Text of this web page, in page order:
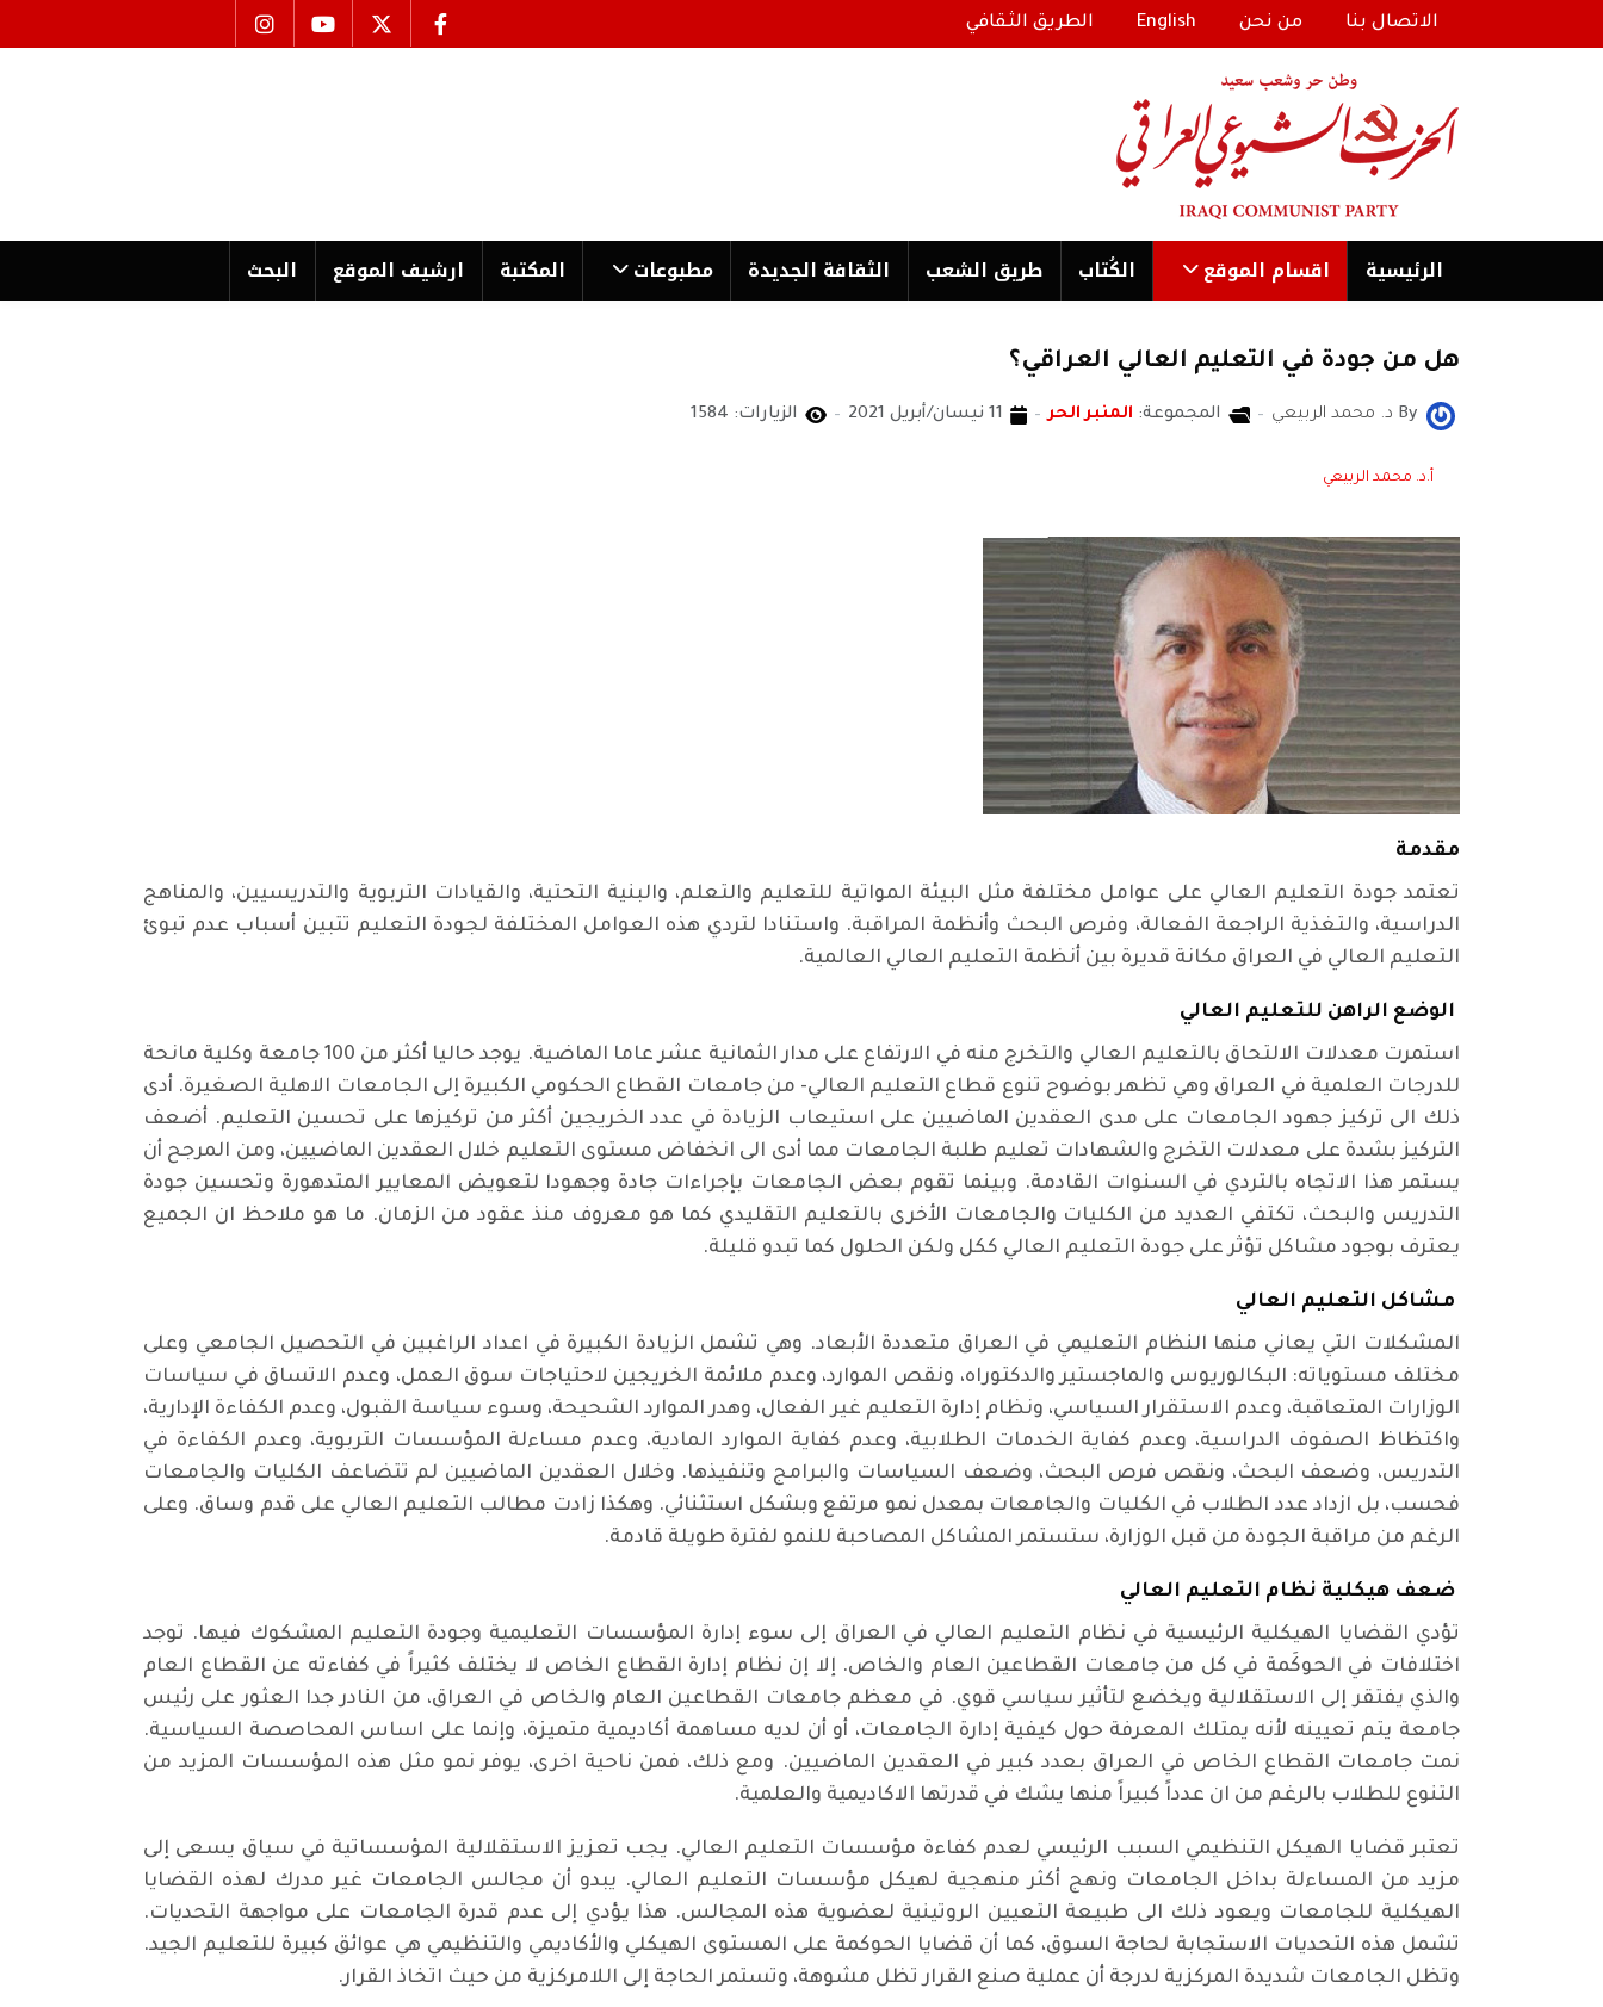
الاتصال بنا من نحن English الطريق الثقافي
الرئیسية اقسام الموقع الكُتاب طریق الشعب الثقافة الجدیدة مطبوعات المكتبة ارشیف الموقع البحث
هل من جودة في التعليم العالي العراقي؟
By د. محمد الربيعي المجموعة: المنبر الحر 11 نيسان/أبريل 2021 الزيارات: 1584
أ.د. محمد الربيعي
مقدمة
تعتمد جودة التعليم العالي على عوامل مختلفة مثل البيئة المواتية للتعليم والتعلم، والبنية التحتية، والقيادات التربوية والتدريسيين، والمناهج
الدراسية، والتغذية الراجعة الفعالة، وفرص البحث وأنظمة المراقبة. واستنادا لتردي هذه العوامل المختلفة لجودة التعليم تتبين أسباب عدم تبوئ
التعليم العالي في العراق مكانة قديرة بين أنظمة التعليم العالي العالمية.
الوضع الراهن للتعليم العالي
استمرت معدلات الالتحاق بالتعليم العالي والتخرج منه في الارتفاع على مدار الثمانية عشر عاما الماضية. يوجد حاليا أكثر من 100 جامعة وكلية مانحة
للدرجات العلمية في العراق وهي تظهر بوضوح تنوع قطاع التعليم العالي- من جامعات القطاع الحكومي الكبيرة إلى الجامعات الاهلية الصغيرة. أدى
ذلك الى تركيز جهود الجامعات على مدى العقدين الماضيين على استيعاب الزيادة في عدد الخريجين أكثر من تركيزها على تحسين التعليم. أضعف
التركيز بشدة على معدلات التخرج والشهادات تعليم طلبة الجامعات مما أدى الى انخفاض مستوى التعليم خلال العقدين الماضيين، ومن المرجح أن
يستمر هذا الاتجاه بالتردي في السنوات القادمة. وبينما تقوم بعض الجامعات بإجراءات جادة وجهودا لتعويض المعايير المتدهورة وتحسين جودة
التدريس والبحث، تكتفي العديد من الكليات والجامعات الأخرى بالتعليم التقليدي كما هو معروف منذ عقود من الزمان. ما هو ملاحظ ان الجميع
يعترف بوجود مشاكل تؤثر على جودة التعليم العالي ككل ولكن الحلول كما تبدو قليلة.
مشاكل التعليم العالي
المشكلات التي يعاني منها النظام التعليمي في العراق متعددة الأبعاد. وهي تشمل الزيادة الكبيرة في اعداد الراغبين في التحصيل الجامعي وعلى
مختلف مستوياته: البكالوريوس والماجستير والدكتوراه، ونقص الموارد، وعدم ملائمة الخريجين لاحتياجات سوق العمل، وعدم الاتساق في سياسات
الوزارات المتعاقبة، وعدم الاستقرار السياسي، ونظام إدارة التعليم غير الفعال، وهدر الموارد الشحيحة، وسوء سياسة القبول، وعدم الكفاءة الإدارية،
واكتظاظ الصفوف الدراسية، وعدم كفاية الخدمات الطلابية، وعدم كفاية الموارد المادية، وعدم مساءلة المؤسسات التربوية، وعدم الكفاءة في
التدريس، وضعف البحث، ونقص فرص البحث، وضعف السياسات والبرامج وتنفيذها. وخلال العقدين الماضيين لم تتضاعف الكليات والجامعات
فحسب، بل ازداد عدد الطلاب في الكليات والجامعات بمعدل نمو مرتفع وبشكل استثنائي. وهكذا زادت مطالب التعليم العالي على قدم وساق. وعلى
الرغم من مراقبة الجودة من قبل الوزارة، ستستمر المشاكل المصاحبة للنمو لفترة طويلة قادمة.
ضعف هيكلية نظام التعليم العالي
تؤدي القضايا الهيكلية الرئيسية في نظام التعليم العالي في العراق إلى سوء إدارة المؤسسات التعليمية وجودة التعليم المشكوك فيها. توجد
اختلافات في الحوكَمة في كل من جامعات القطاعين العام والخاص. إلا إن نظام إدارة القطاع الخاص لا يختلف كثيراً في كفاءته عن القطاع العام
والذي يفتقر إلى الاستقلالية ويخضع لتأثير سياسي قوي. في معظم جامعات القطاعين العام والخاص في العراق، من النادر جدا العثور على رئيس
جامعة يتم تعيينه لأنه يمتلك المعرفة حول كيفية إدارة الجامعات، أو أن لديه مساهمة أكاديمية متميزة، وإنما على اساس المحاصصة السياسية.
نمت جامعات القطاع الخاص في العراق بعدد كبير في العقدين الماضيين. ومع ذلك، فمن ناحية اخرى، يوفر نمو مثل هذه المؤسسات المزيد من
التنوع للطلاب بالرغم من ان عدداً كبيراً منها يشك في قدرتها الاكاديمية والعلمية.
تعتبر قضايا الهيكل التنظيمي السبب الرئيسي لعدم كفاءة مؤسسات التعليم العالي. يجب تعزيز الاستقلالية المؤسساتية في سياق يسعى إلى
مزيد من المساءلة بداخل الجامعات ونهج أكثر منهجية لهيكل مؤسسات التعليم العالي. يبدو أن مجالس الجامعات غير مدرك لهذه القضايا
الهيكلية للجامعات ويعود ذلك الى طبيعة التعيين الروتينية لعضوية هذه المجالس. هذا يؤدي إلى عدم قدرة الجامعات على مواجهة التحديات.
تشمل هذه التحديات الاستجابة لحاجة السوق، كما أن قضايا الحوكمة على المستوى الهيكلي والأكاديمي والتنظيمي هي عوائق كبيرة للتعليم الجيد.
وتظل الجامعات شديدة المركزية لدرجة أن عملية صنع القرار تظل مشوهة، وتستمر الحاجة إلى اللامركزية من حيث اتخاذ القرار.